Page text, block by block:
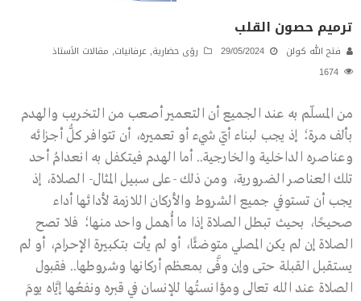
ترميم حصون القلب
فتح الله كولن 29/05/2024 رؤى حضارية, عرفانيات, مقالات الأستاذ
من المسلّم به عند الجميع أن التعمير أصعب من التخريب والهدم
بألف مرة؛ إذ يجب لبناء أيّ شيء أو تعميره، أن تتوافر كلُّ أجزائه
وعناصره الداخلية والخارجية.. أما الهدم فيتكفل به انعدامُ أحد
تلك العناصر الضرورية، ومن ذلك -على سبيل المثال- الصلاة، إذ
يجب أن تستوفي جميع الشروط والأركان اللازمة لأدائها أداء
صحيحًا، بحيث تبطل الصلاة إذا ما أُهمل واحد منها؛ فلا تصح
الصلاة إن لم يكن المصلي متوضئًا، أو لم يأت بتكبيرة الإحرام، أو لم
يستقبل القبلة حتى وإن وفَّى بمعظم أركانها وشروطها.. فقبول
الصلاة عند الله تعالى ومؤانستُها للإنسان في قبره ونفعُها إيَّاه يومَ